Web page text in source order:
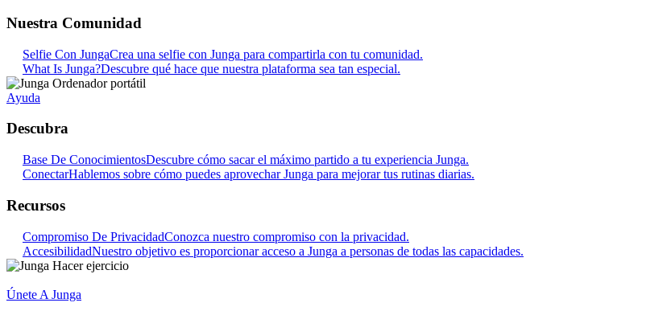
Nuestra Comunidad
Selfie Con JungaCrea una selfie con Junga para compartirla con tu comunidad.
What Is Junga?Descubre qué hace que nuestra plataforma sea tan especial.
Ayuda
Descubra
Base De ConocimientosDescubre cómo sacar el máximo partido a tu experiencia Junga.
ConectarHablemos sobre cómo puedes aprovechar Junga para mejorar tus rutinas diarias.
Recursos
Compromiso De PrivacidadConozca nuestro compromiso con la privacidad.
AccesibilidadNuestro objetivo es proporcionar acceso a Junga a personas de todas las capacidades.
Únete A Junga